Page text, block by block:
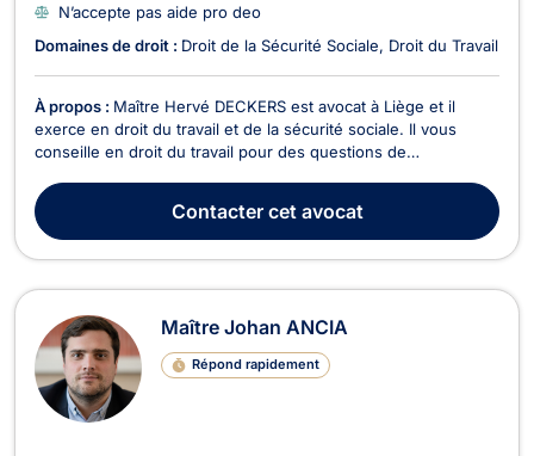
N’accepte pas aide pro deo
Domaines de droit : Droit de la Sécurité Sociale Droit du Travail
À propos : Maître Hervé DECKERS est avocat à Liège et il
exerce en droit du travail et de la sécurité sociale. Il vous
conseille en droit du travail pour des questions de
professionnelles ou pour la rédaction des accords
d'entreprise et vous représente devant les juridiction...
Contactercet avocat
Maître Johan ANCIA
Répond rapidement